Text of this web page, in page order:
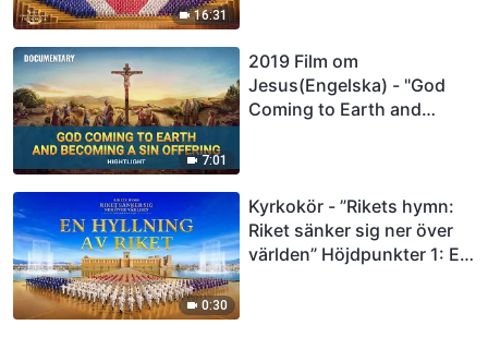
16:31
7:01
2019 Film om
Jesus(Engelska) - "God
Coming to Earth and
0:30
Kyrkokör - ”Rikets hymn:
Riket sänker sig ner över
världen” Höjdpunkter 1: En